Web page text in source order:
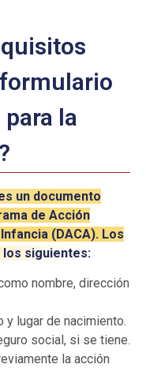
para la
un documento
de Acción
(DACA). Los
siguientes:
nombre, dirección
y lugar de nacimiento.
social, si se tiene.
la acción